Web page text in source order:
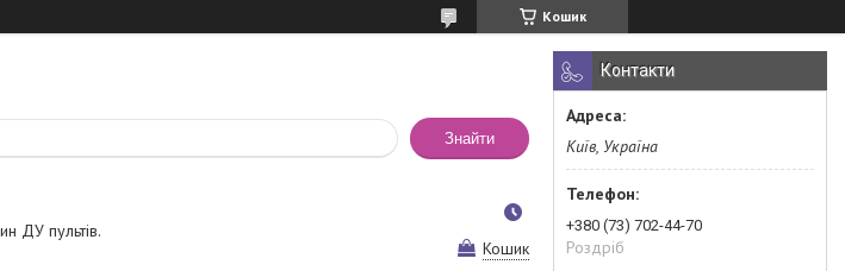
Кошик
Знайти
ДУ пультів.
Кошик
Контакти
Київ, Україна
+380 (73) 702-44-70
Роздріб